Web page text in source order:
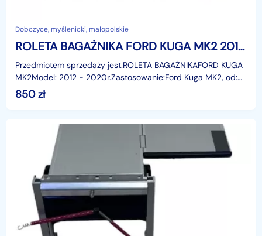
Dobczyce, myślenicki, małopolskie
ROLETA BAGAŻNIKA FORD KUGA MK2 2012-2020r. ORYGINAŁ
Przedmiotem sprzedaży jest.ROLETA BAGAŻNIKAFORD KUGA
MK2Model: 2012 - 2020r.Zastosowanie:Ford Kuga MK2, od:
05.11.2012 do: 25.12.2020r.Roleta nigdy nieuży
850zł